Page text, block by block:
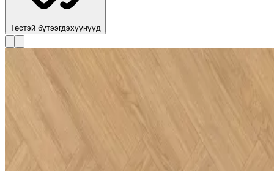
Төстэй бүтээгдэхүүнүүд